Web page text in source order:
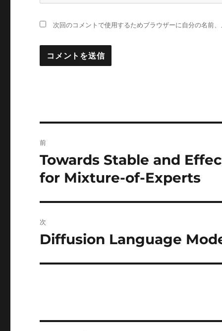
次回のコメントで使用するためブラウザーに自分の名前
稿
ナ
ゲ
ー
前
前
の
投
稿:
Towards Stable and
for Mixture-of-Experts
次
次
投
Diffusion Language